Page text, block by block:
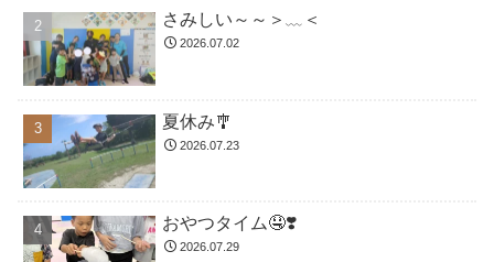
さみしい～～＞﹏＜
2026.07.02
夏休み🎐
2026.07.23
おやつタイム🤤❣️
2026.07.29